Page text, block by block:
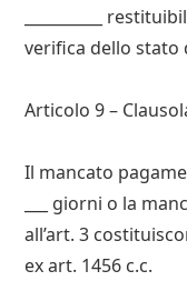
__________
verifica dello stato
Articolo 9 –
Il mancato
___ giorni o la
all’art. 3
ex art. 1456 c.c.